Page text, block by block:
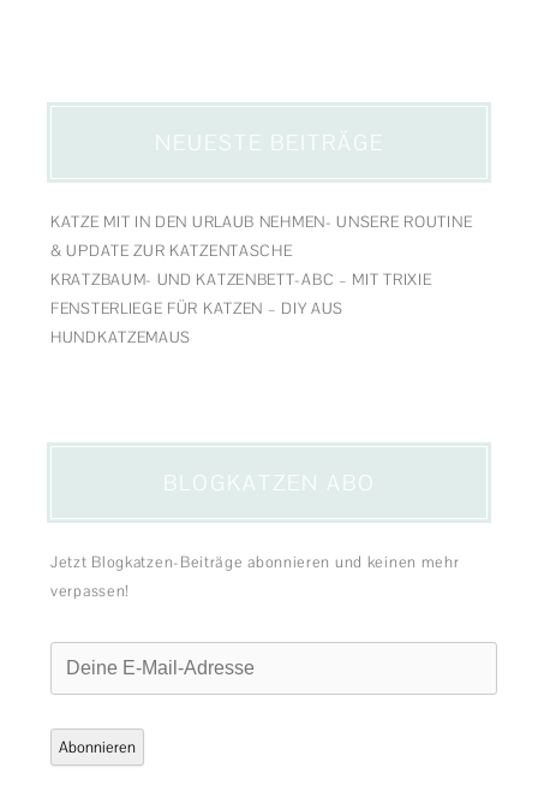
& UPDATE ZUR KATZENTASCHE
KRATZBAUM- UND KATZENBETT-ABC – MIT TRIXIE
FENSTERLIEGE FÜR KATZEN – DIY AUS
HUNDKATZEMAUS
verpassen!
Abonnieren